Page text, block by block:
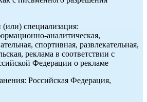
специализация:
аналитическая,
спортивная, развлекательная,
реклама в соответствии с
Федерации о рекламе
Российская Федерация,